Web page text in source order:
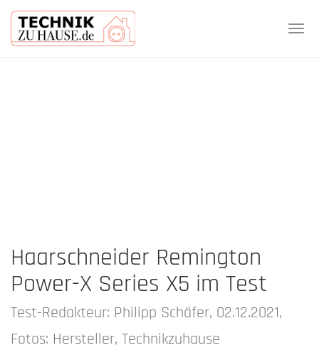
Haarschneider Remington
Power-X Series X5 im Test
Test-Redakteur: Philipp Schäfer, 02.12.2021,
Fotos: Hersteller, Technikzuhause